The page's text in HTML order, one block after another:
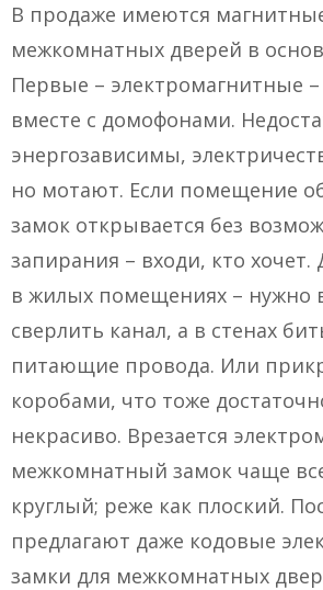
В продаже имеются
межкомнатных дверей в
Первые – электромагнитные
вместе с домофонами.
энергозависимы,
но мотают. Если помещение
замок открывается без
запирания – входи, кто
в жилых помещениях – нужно
сверлить канал, а в стенах
питающие провода. Или
коробами, что тоже
некрасиво. Врезается
межкомнатный замок чаще
круглый; реже как плоский.
предлагают даже кодовые
замки для межкомнатных